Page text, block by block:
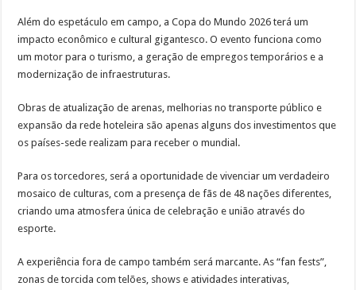
Além do espetáculo em campo, a Copa do Mundo 2026 terá um
impacto econômico e cultural gigantesco. O evento funciona como
um motor para o turismo, a geração de empregos temporários e a
modernização de infraestruturas.
Obras de atualização de arenas, melhorias no transporte público e
expansão da rede hoteleira são apenas alguns dos investimentos que
os países-sede realizam para receber o mundial.
Para os torcedores, será a oportunidade de vivenciar um verdadeiro
mosaico de culturas, com a presença de fãs de 48 nações diferentes,
criando uma atmosfera única de celebração e união através do
esporte.
A experiência fora de campo também será marcante. As “fan fests”,
zonas de torcida com telões, shows e atividades interativas,